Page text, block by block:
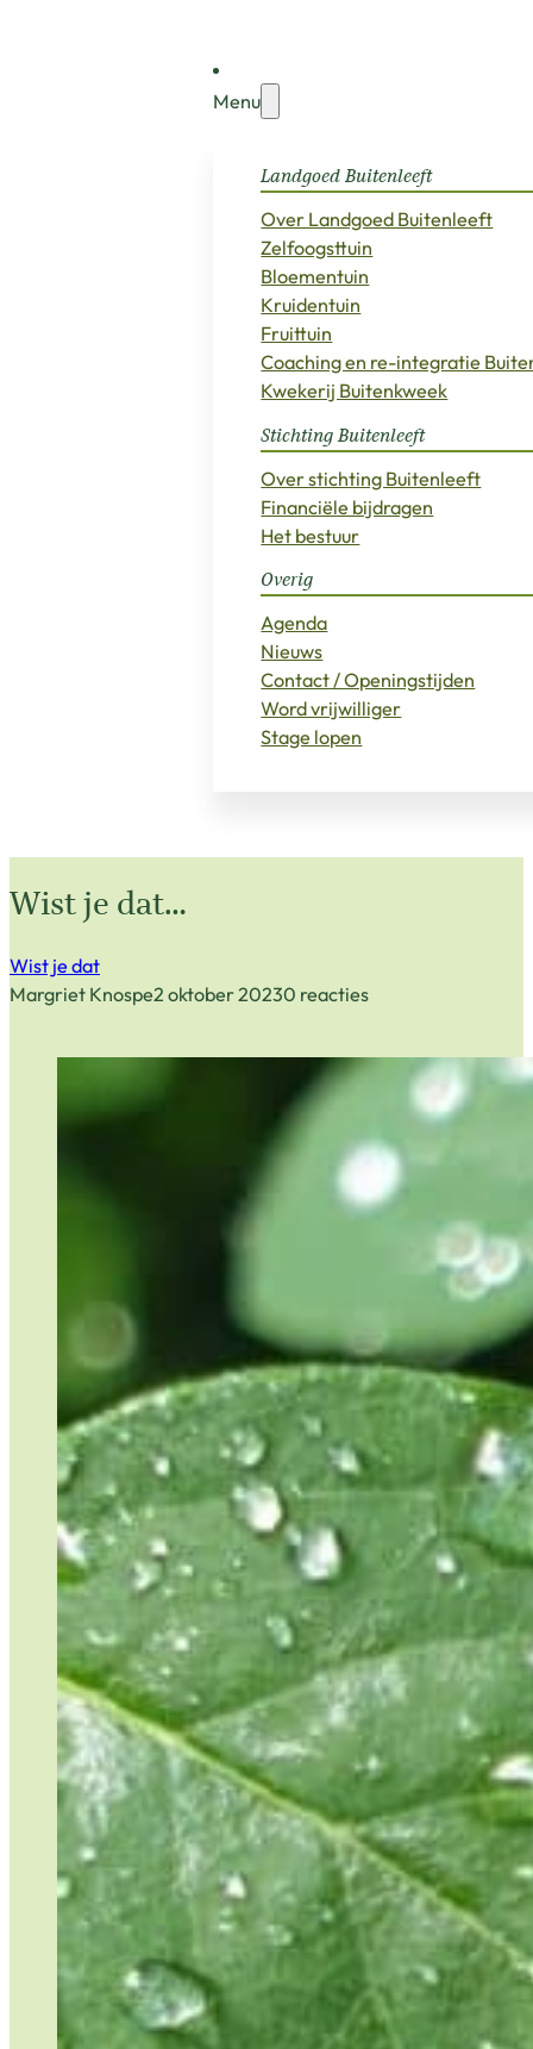
Menu
Landgoed Buitenleeft
Over Landgoed Buitenleeft
Zelfoogsttuin
Bloementuin
Kruidentuin
Fruittuin
Coaching en re-integratie
Kwekerij Buitenkweek
Stichting Buitenleeft
Over stichting Buitenleeft
Financiële bijdragen
Het bestuur
Overig
Agenda
Nieuws
Contact / Openingstijden
Word vrijwilliger
Stage lopen
Wist je dat…
Wist je dat
Margriet Knospe2 oktober 20230 reacties